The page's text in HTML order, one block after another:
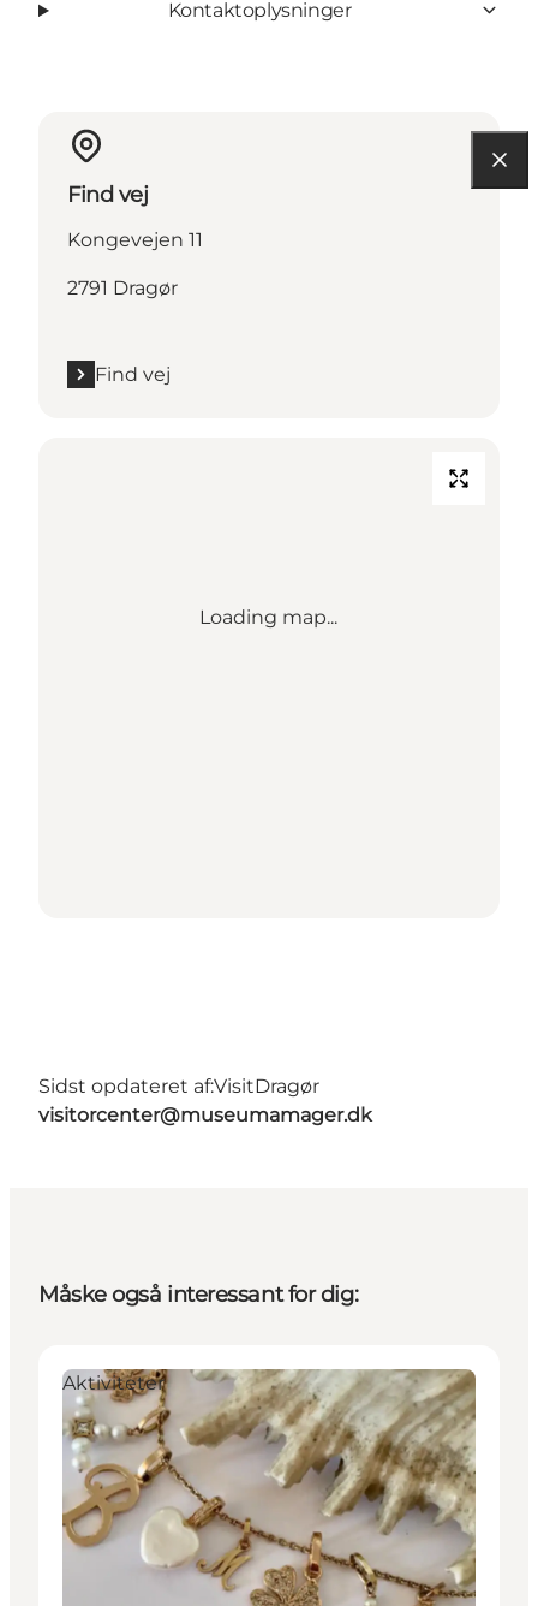
Kontaktoplysninger
Find vej
Kongevejen 11
2791 Dragør
Find vej
Loading map...
Sidst opdateret af:VisitDragør
visitorcenter@museumamager.dk
Måske også interessant for dig:
Aktiviteter